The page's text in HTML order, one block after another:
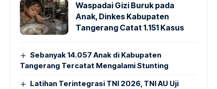
Waspadai Gizi Buruk pada
Anak, Dinkes Kabupaten
Tangerang Catat 1.151 Kasus
Sebanyak 14.057 Anak di Kabupaten
Tangerang Tercatat Mengalami Stunting
Latihan Terintegrasi TNI 2026, TNI AU Uji